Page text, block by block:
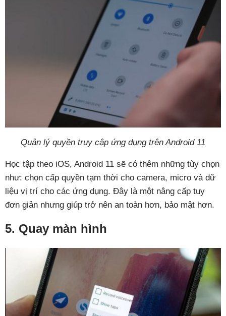
Quản lý quyền truy cập ứng dụng trên Android 11
Học tập theo iOS, Android 11 sẽ có thêm những tùy chọn
như: chọn cấp quyền tạm thời cho camera, micro và dữ
liệu vị trí cho các ứng dụng. Đây là một nâng cấp tuy
đơn giản nhưng giúp trở nên an toàn hơn, bảo mật hơn.
5. Quay màn hình